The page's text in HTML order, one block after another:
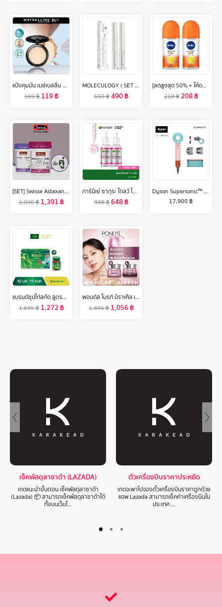
แป้งคุมมัน เมย์เบลลีน ฟิต มี แมท+พอร์เลส คุมมัน16ชม. 6 กรัม Maybelline FIT ME MATTE+PORELESS POWDER 6 g.(เครื่องสำอาง, แป้งตลับ, แป้งพัฟ)
169฿ 119฿
MOLECULOGY ( SET 2 ชิ้น ) Lash and Brow Serum ผลิตภัณฑ์บำรุงขนตาและขนคิ้ว แพ็คคู่ 2 ชิ้น (ขนาด 3.5 กรัม)
550฿490฿
[ลดสูงสุด 50% + โค้ดลดเพิ่ม 20%]นีเวีย เอ็กซ์ตร้า ไบรท์ ซีแอนด์อี โรลออน 50 มล. 2 ชิ้น NIVEA
218฿208฿
[SET] Swisse Astaxanthin + Collagen สวิสเซ เซทผิวไบร์ท อิ่มฟู กระชับ
2,090฿ 1,391 ฿
การ์นิเย่ ซากุระ โกลว์ ไฮยาลูรอน บูสเตอร์ เซรั่ม 30 มล.x2 GARNIER SERUM 30ML X2 เซรั่มหน้าใส เซรั่มบำรุงผิวหน้า
938฿648฿
Dyson Supersonic™ hair dryer HD15 (Ceramic Pop) ไดร์เป่าผม สีเซรามิก ป็อบ
17,900 ฿
แบรนด์ซุปไก่สกัด สูตรต้นตำรับ 42 มล. แพค 15 ขวด x 3 แพค (45 ขวด) (BEC)
1,695฿ 1,272฿
พอนด์ส ไบรท์ มิราเคิล เซรั่มและครีมหน้าใส สูตรกลางวัน spf30 และกลางคืน ไนอาซอร์ซินอล แพ็ค 4 ชิ้น ( ครีมบำรุงหน้า , มอยเจอร์ไรเซอร์ )
1,496฿ 1,056฿
เช็คพัสดุลาซาด้า (LAZADA)
เกดแนะนำขั้นตอน เช็คพัสดุลาซาด้า
(Lazada) 📦 สามารถเช็คพัสดุลาซาด้าได้
ทั้งบนเว็บไ…
ตั๋วเครื่องบินราคาประหยัด
เกดจะพาไปจองตั๋วเครื่องบินราคาถูกด้วย
แอพ Lazada สามารถเช็คค่าเครื่องบินใน
ประเทศ …